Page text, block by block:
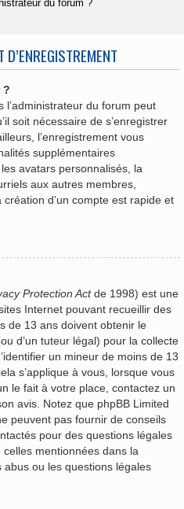
du forum ?
?
l’administrateur du forum peut
soit nécessaire de s’enregistrer
l’enregistrement vous
supplémentaires
avatars personnalisés, la
aux autres membres,
d’un compte est rapide et
Protection Actde 1998) est une
Internet pouvant recueillir des
de 13 ans doivent obtenir le
d’un tuteur légal) pour la collecte
un mineur de moins de 13
s’applique à vous, lorsque vous
le fait à votre place, contactez un
avis. Notez que phpBB Limited
peuvent pas fournir de conseils
pour des questions légales
celles mentionnées dans la
ou les questions légales